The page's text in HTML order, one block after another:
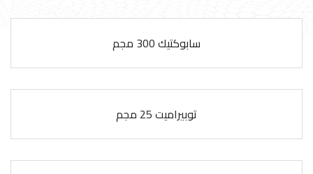
سابوكتيك 300 مجم
توبيراميت 25 مجم